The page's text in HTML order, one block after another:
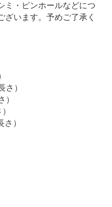
ミ・ピンホールなどにつ
ざいます。予めご了承く
）
）